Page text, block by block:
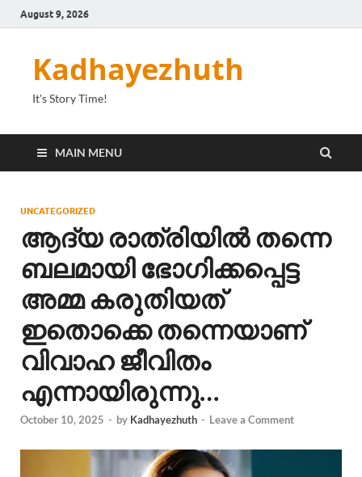
August 9, 2026
Kadhayezhuth
It's Story Time!
MAIN MENU
UNCATEGORIZED
ആദ്യ രാത്രിയിൽ തന്നെ
ബലമായി ഭോഗിക്കപ്പെട്ട
അമ്മ കരുതിയത്
ഇതൊക്കെ തന്നെയാണ്
വിവാഹ ജീവിതം
എന്നായിരുന്നു…
October 10, 2025 - by Kadhayezhuth - Leave a Comment